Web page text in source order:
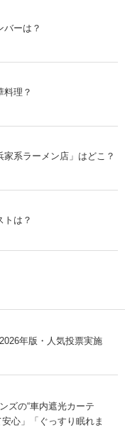
バーは？
料理？
系ラーメン店」はどこ？
トは？
年版・人気投票実施
ズの“車内遮光カーテ
心」「ぐっすり眠れま